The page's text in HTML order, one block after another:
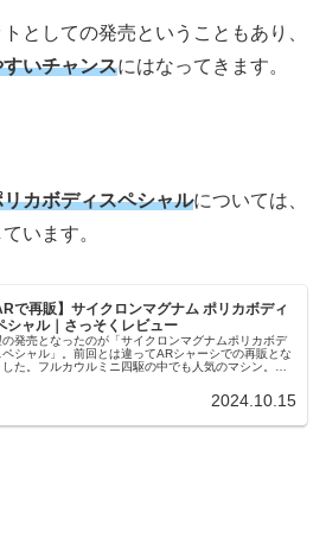
としての発売ということもあり、
いチャンスにはなってきます。
カボディスペシャルについては、
います。
で再販】サイクロンマグナム ポリカボディ
シャル｜さっそくレビュー
の発売となったのが「サイクロンマグナムポリカボデ
ペシャル」。前回とは違ってARシャーシでの再販とな
した。フルカウルミニ四駆の中でも人気のマシン。ポ
2024.10.15